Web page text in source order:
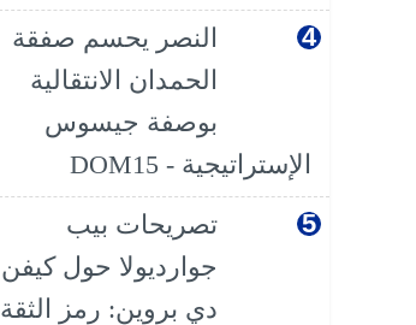
النصر يحسم صفقة
الحمدان الانتقالية
بوصفة جيسوس
الإستراتيجية - DOM15
تصريحات بيب
جوارديولا حول كيفن
دي بروين: رمز الثقة